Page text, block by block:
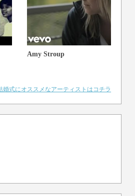
Amy Stroup
式にオススメなアーティストはコチラ